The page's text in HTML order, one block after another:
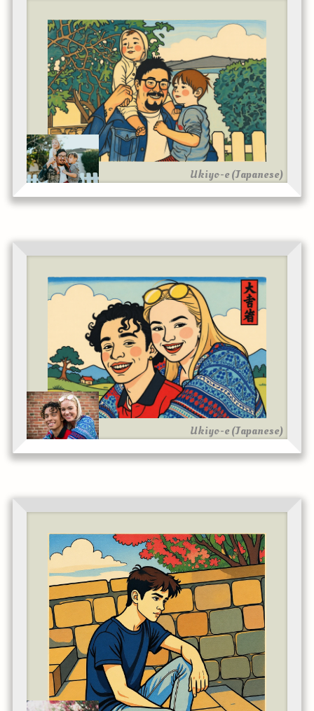
Ukiyo-e (Japanese)
Ukiyo-e (Japanese)